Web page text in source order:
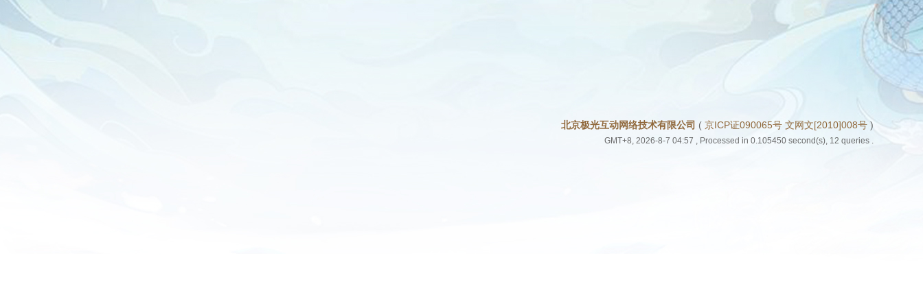
北京极光互动网络技术有限公司 ( 京ICP证090065号 文网文[2010]008号 )
GMT+8, 2026-8-7 04:57 , Processed in 0.105450 second(s), 12 queries .